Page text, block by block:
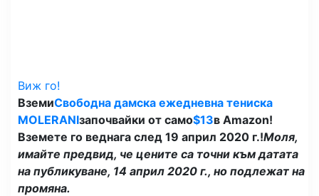
Виж го!
ВземиСвободна дамска ежедневна тениска
MOLERANIзапочвайки от само$13в Amazon!
Вземете го веднага след 19 април 2020 г.!Моля,
имайте предвид, че цените са точни към датата
на публикуване, 14 април 2020 г., но подлежат на
промяна.